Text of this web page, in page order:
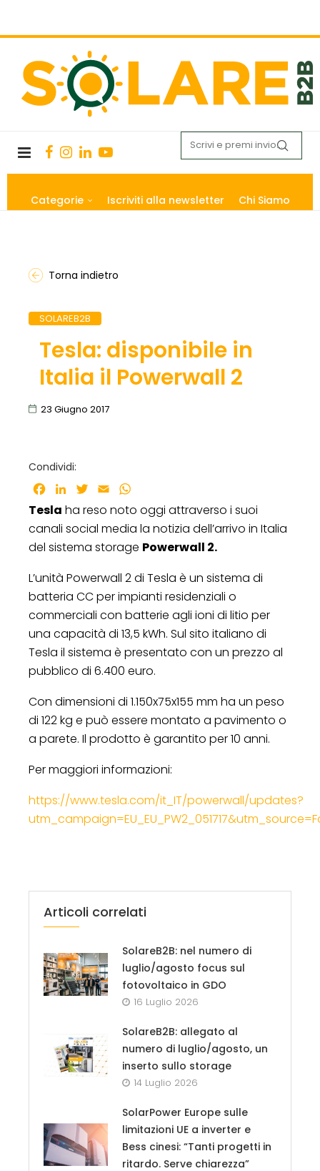
Categorie Iscriviti alla newsletter Chi Siamo
Torna indietro
SOLAREB2B
Tesla: disponibile in
Italia il Powerwall 2
23 Giugno 2017
Condividi:
Facebook
LinkedInTwitter
Email
Tesla ha reso noto oggi attraverso i suoi
canali social media la notizia dell’arrivo in Italia
del sistema storage Powerwall 2.
L’unità Powerwall 2 di Tesla è un sistema di
batteria CC per impianti residenziali o
commerciali con batterie agli ioni di litio per
una capacità di 13,5 kWh. Sul sito italiano di
Tesla il sistema è presentato con un prezzo al
pubblico di 6.400 euro.
Con dimensioni di 1.150x75x155 mm ha un peso
di 122 kg e può essere montato a pavimento o
a parete. Il prodotto è garantito per 10 anni.
Per maggiori informazioni:
https://www.tesla.com/it_IT/powerwall/updates?
Articoli correlati
SolareB2B: nel numero di
luglio/agosto focus sul
fotovoltaico in GDO
16 Luglio 2026
SolareB2B: allegato al
numero di luglio/agosto, un
inserto sullo storage
14 Luglio 2026
SolarPower Europe sulle
limitazioni UE a inverter e
Bess cinesi: “Tanti progetti in
ritardo. Serve chiarezza”